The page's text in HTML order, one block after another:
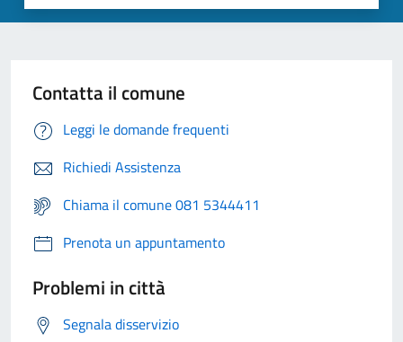
Contatta il comune
Leggi le domande frequenti
Richiedi Assistenza
Chiama il comune 081 5344411
Prenota un appuntamento
Problemi in città
Segnala disservizio